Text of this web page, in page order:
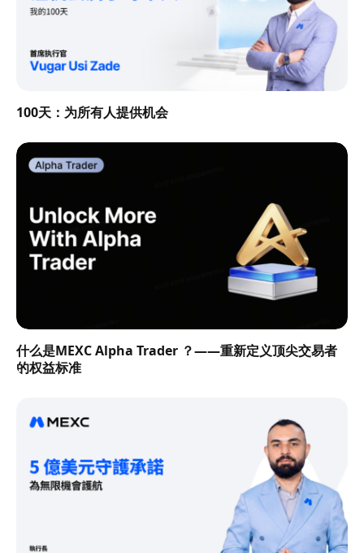
100天：为所有人提供机会
什么是MEXC Alpha Trader ？——重新定义顶尖交易者
的权益标准